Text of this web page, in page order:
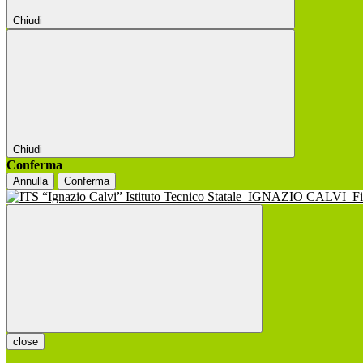
Chiudi
Chiudi
Conferma
Annulla Conferma
Istituto Tecnico Statale IGNAZIO CALVI
close